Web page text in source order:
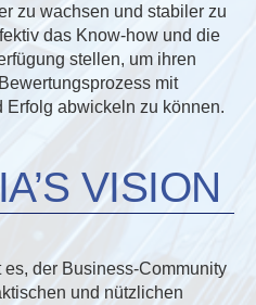
zu wachsen und stabiler zu
das Know-how und die
stellen, um ihren
mit
Erfolg abwickeln zu können.
VISION
der Business-Community
und nützlichen